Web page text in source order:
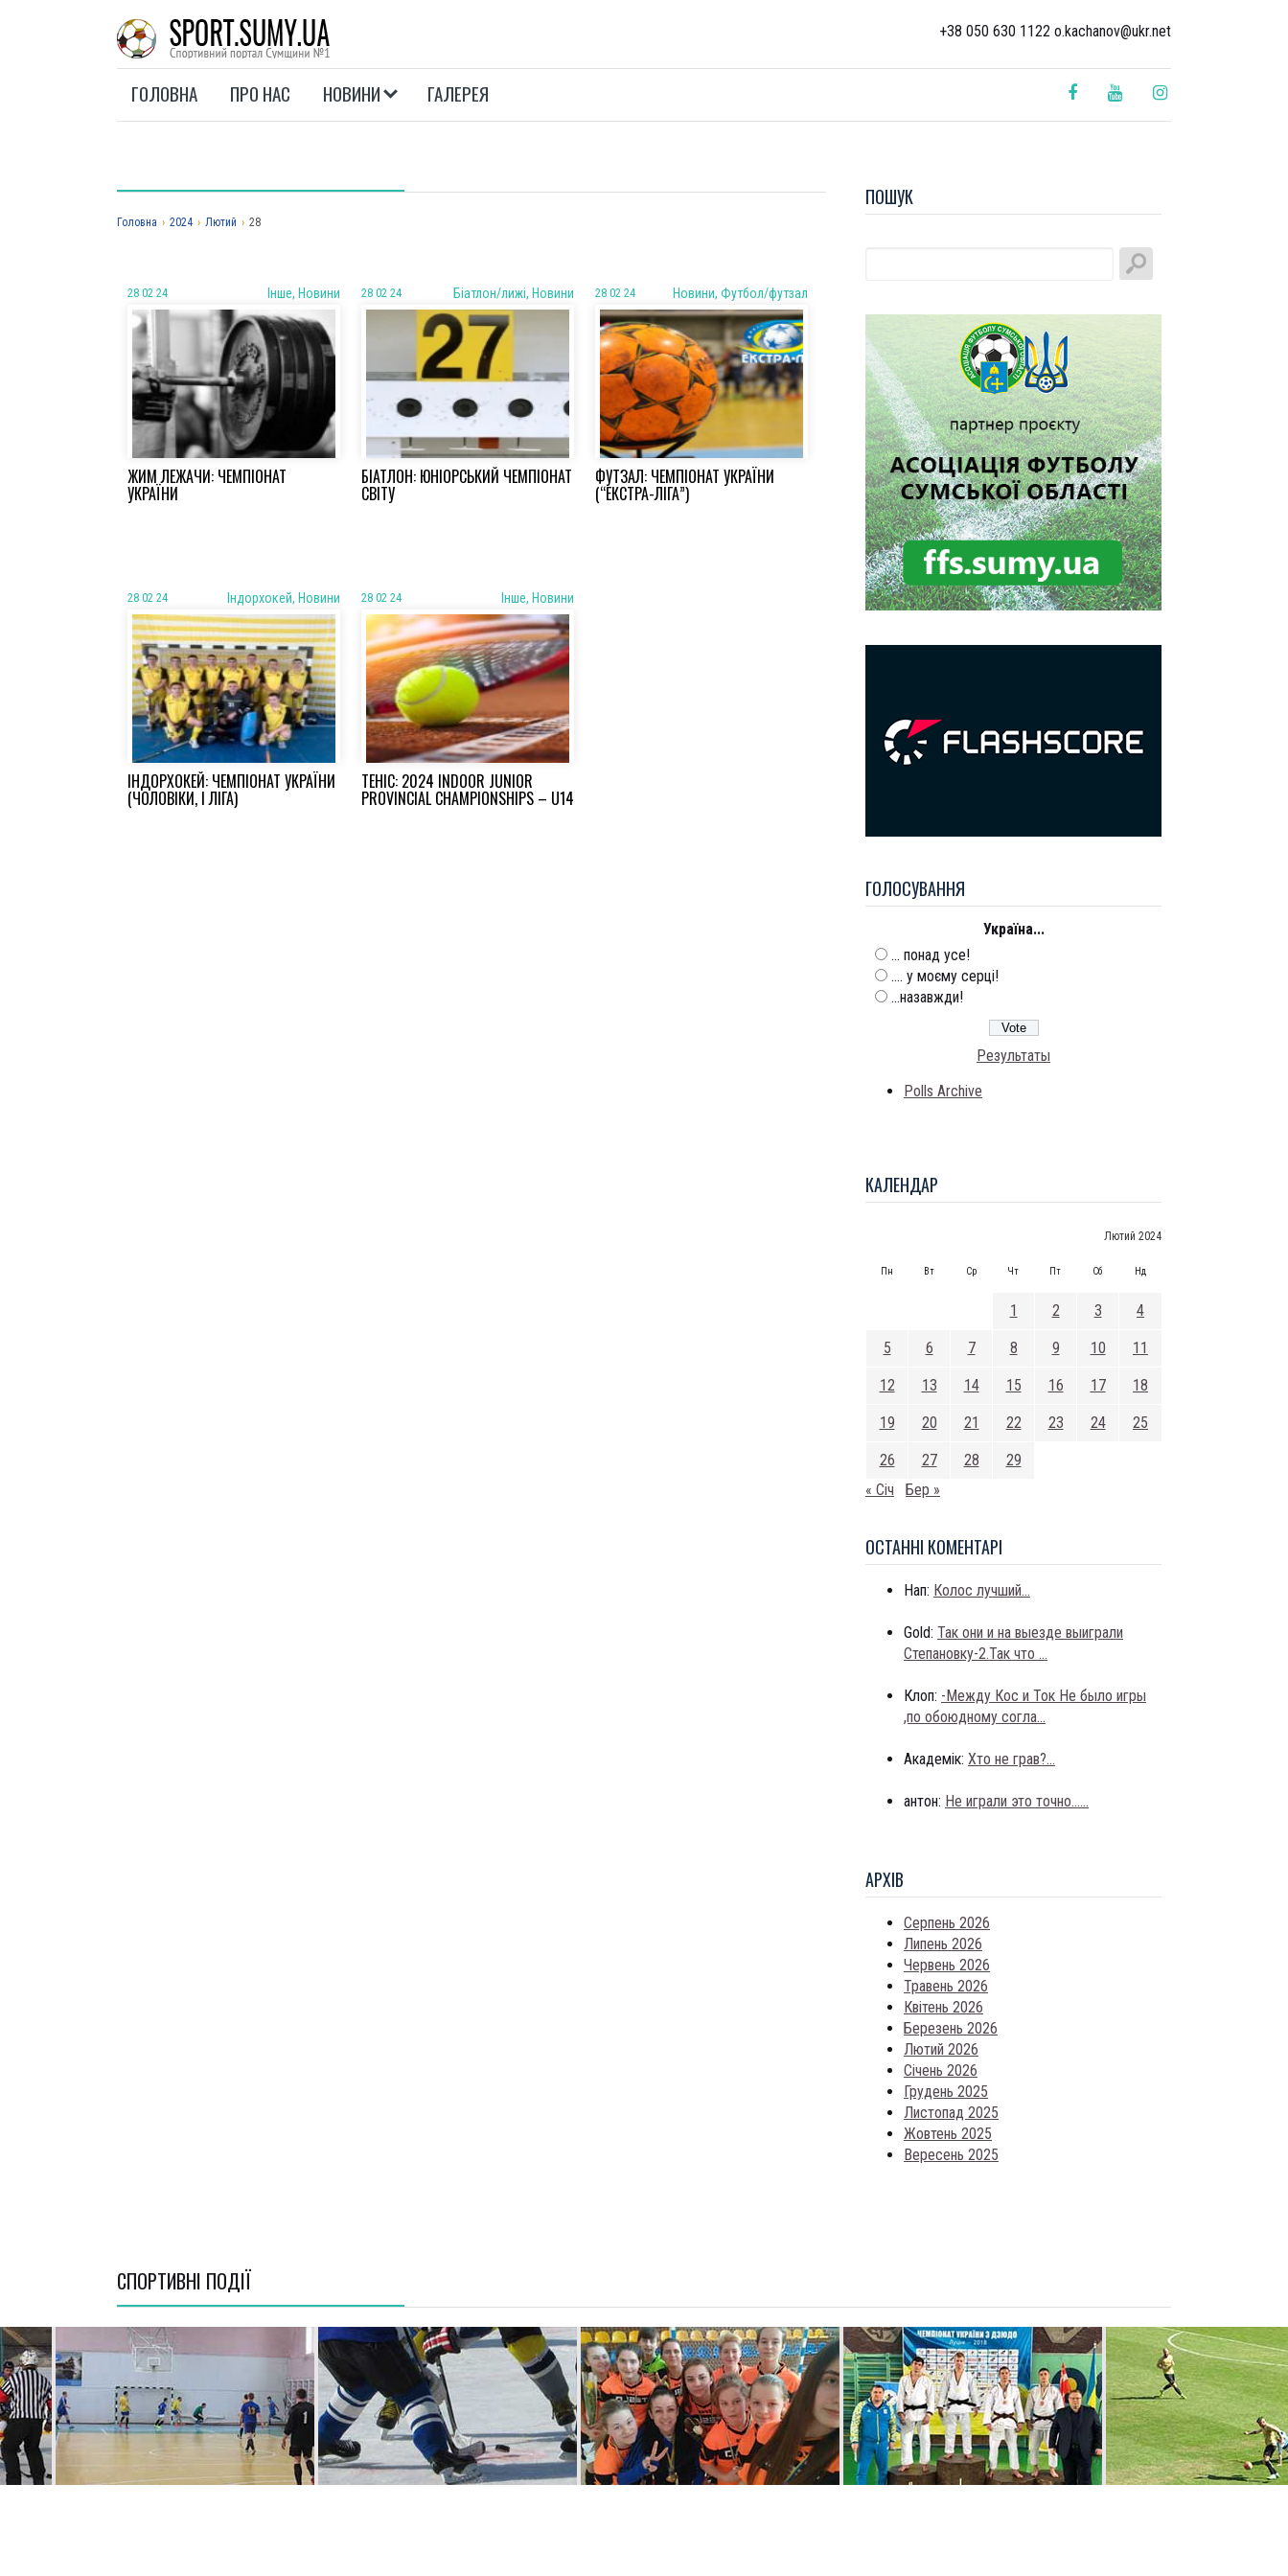
+38 050 630 1122 o.kachanov@ukr.net
ГОЛОВНА ПРО НАС НОВИНИ ГАЛЕРЕЯ
ПОШУК
ГОЛОСУВАННЯ
Україна...
... понад усе!
.... у моєму серці!
...назавжди!
Результаты
Polls Archive
КАЛЕНДАР
Лютий 2024
Пн Вт Ср Чт Пт Сб Нд
1 2 3 4
5 6 7 8 9 10 11
12 13 14 15 16 17 18
19 20 21 22 23 24 25
26 27 28
29
« Січ
Бер »
ОСТАННI КОМЕНТАРI
Нап: Колос лучший...
Gold: Так они и на выезде выиграли
Степановку-2.Так что ...
Клоп: -Между Кос и Ток Не было игры
,по обоюдному согла...
Академік: Хто не грав?...
антон: Не играли это точно......
АРХIВ
Серпень 2026
Липень 2026
Червень 2026
Травень 2026
Квітень 2026
Березень 2026
Лютий 2026
Січень 2026
Грудень 2025
Листопад 2025
Жовтень 2025
Вересень 2025
Головна › 2024 › Лютий › 28
28 02 24 Iнше, Новини
ЖИМ ЛЕЖАЧИ: ЧЕМПІОНАТ
УКРАЇНИ
28 02 24 Біатлон/лижі, Новини
БІАТЛОН: ЮНІОРСЬКИЙ ЧЕМПІОНАТ
СВІТУ
28 02 24 Новини, Футбол/футзал
ФУТЗАЛ: ЧЕМПІОНАТ УКРАЇНИ
(“ЕКСТРА-ЛІГА”)
28 02 24 Iндорхокей, Новини
ІНДОРХОКЕЙ: ЧЕМПІОНАТ УКРАЇНИ
(ЧОЛОВІКИ, І ЛІГА)
28 02 24 Iнше, Новини
ТЕНІС: 2024 INDOOR JUNIOR
PROVINCIAL CHAMPIONSHIPS – U14
СПОРТИВНI ПОДІЇ